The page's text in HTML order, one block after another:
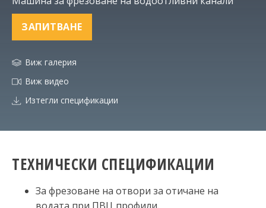
ЗАПИТВАНЕ
Виж галерия
Виж видео
Изтегли спецификации
ТЕХНИЧЕСКИ СПЕЦИФИКАЦИИ
За фрезоване на отвори за отичане на